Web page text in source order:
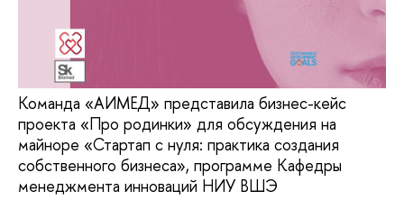
Команда «АИМЕД» представила бизнес-кейс
проекта «Про родинки» для обсуждения на
майноре «Стартап с нуля: практика создания
собственного бизнеса», программе Кафедры
менеджмента инноваций НИУ ВШЭ